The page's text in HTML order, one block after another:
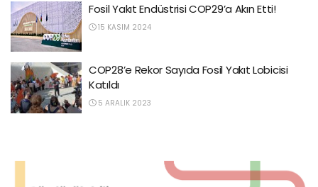
Fosil Yakıt Endüstrisi COP29’a Akın Etti!
15 KASIM 2024
COP28’e Rekor Sayıda Fosil Yakıt Lobicisi
Katıldı
5 ARALIK 2023